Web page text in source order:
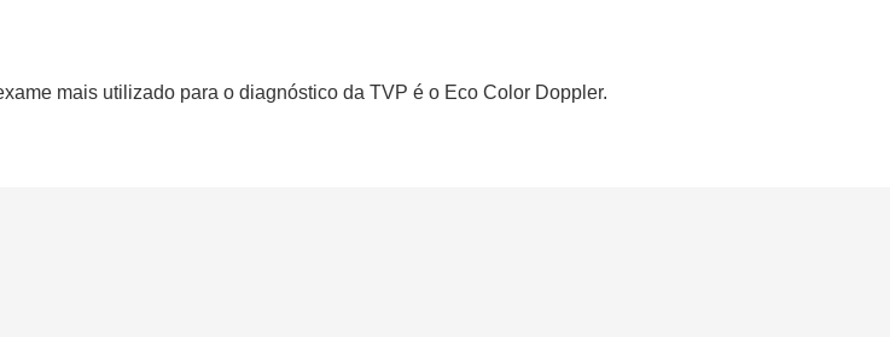
mais utilizado para o diagnóstico da TVP é o Eco Color Doppler.